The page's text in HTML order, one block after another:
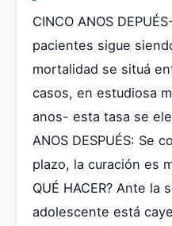
CINCO ANOS
pacientes sigue
mortalidad se situá
casos, en estudiosa
anos- esta tasa se
ANOS DESPUÉS: Se
plazo, la curación es
QUÉ HACER? Ante la
adolescente está